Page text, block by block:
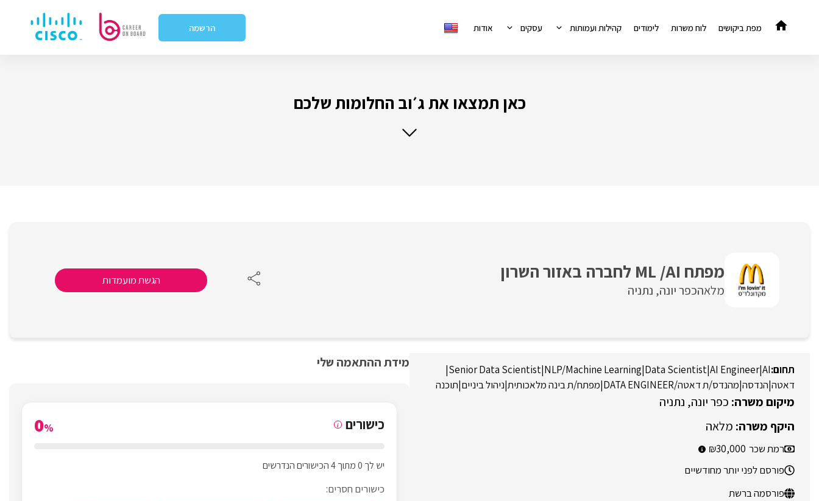
מפת ביקושים לוח משרות לימודים קהילות ועמותות עסקים אודות הרשמה
כאן תמצאו את ג׳וב החלומות שלכם
מפתח ML /AI לחברה באזור השרון
מלאהכפר יונה נתניה
הגשת מועמדות
AI
|
AI Engineer
|
Data Scientist
|
NLP/Machine Learning
|
Senior Data Scientist
|
דאטה|הנדסה|מהנדס/ת דאטה/DATA ENGINEER |מפתח/ת בינה מלאכותית|ניהול ביניים|תוכנה
כפר יונה נתניה
מלאה
רמת שכר 30,000
פורסם לפני יותר מחודשיים
פורסמה ברשת
מידת ההתאמה שלי
כישורים i
0%
יש לך 0 מתוך 4 הכישורים הנדרשים
כישורים חסרים: